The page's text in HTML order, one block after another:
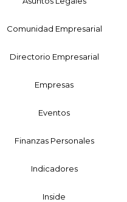
Comunidad Empresarial
Directorio Empresarial
Empresas
Eventos
Finanzas Personales
Indicadores
Inside